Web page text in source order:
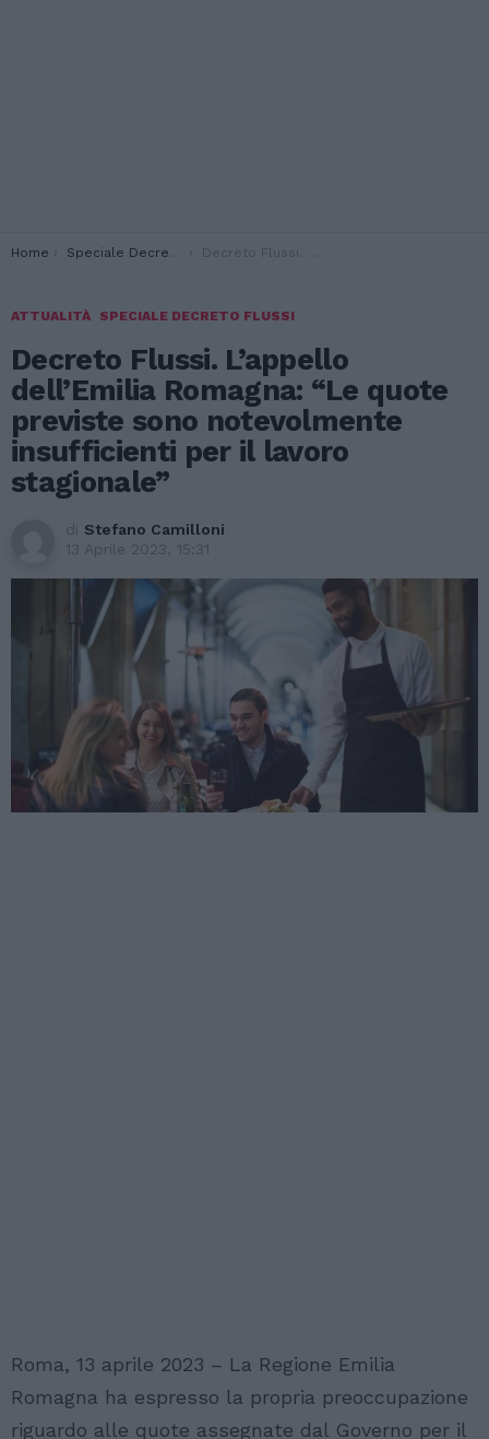
You are here:
Home Speciale Decreto Flussi Decreto Flussi. L’appello dell’Emilia Romagna: “Le quote previste sono notevolmente insufficienti per il lavoro stagionale”
ATTUALITÀ SPECIALE DECRETO FLUSSI
Decreto Flussi. L’appello
dell’Emilia Romagna: “Le quote
previste sono notevolmente
insufficienti per il lavoro
stagionale”
di Stefano Camilloni
13 Aprile 2023, 15:31
Roma, 13 aprile 2023 – La Regione Emilia
Romagna ha espresso la propria preoccupazione
riguardo alle quote assegnate dal Governo per il